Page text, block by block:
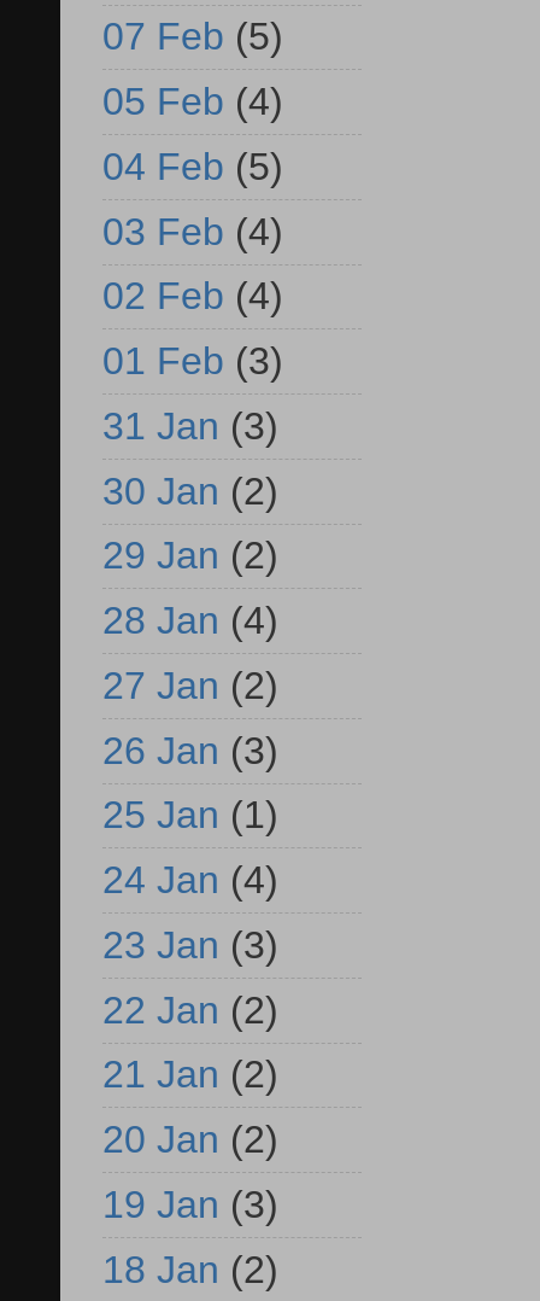
07 Feb (5)
05 Feb (4)
04 Feb (5)
03 Feb (4)
02 Feb (4)
01 Feb (3)
31 Jan (3)
30 Jan (2)
29 Jan (2)
28 Jan (4)
27 Jan (2)
26 Jan (3)
25 Jan (1)
24 Jan (4)
23 Jan (3)
22 Jan (2)
21 Jan (2)
20 Jan (2)
19 Jan (3)
18 Jan (2)